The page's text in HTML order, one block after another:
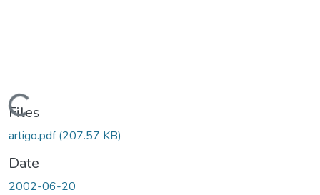
Loading...
Files
artigo.pdf(207.57 KB)
Date
2002-06-20